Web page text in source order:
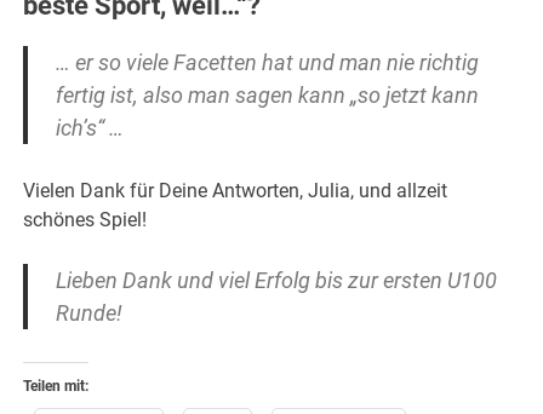
… er so viele Facetten hat und man nie richtig
fertig ist, also man sagen kann „so jetzt kann
ich’s“ …
Vielen Dank für Deine Antworten, Julia, und allzeit
schönes Spiel!
Lieben Dank und viel Erfolg bis zur ersten U100
Runde!
Teilen mit: